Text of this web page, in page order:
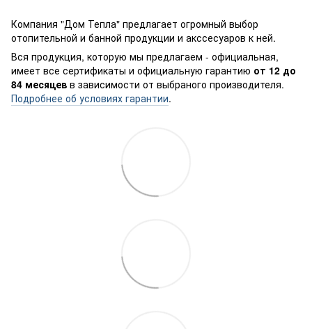
Компания "Дом Тепла" предлагает огромный выбор
отопительной и банной продукции и акссесуаров к ней.
Вся продукция, которую мы предлагаем - официальная,
имеет все сертификаты и официальную гарантию от 12 до
84 месяцев в зависимости от выбраного производителя.
Подробнее об условиях гарантии.